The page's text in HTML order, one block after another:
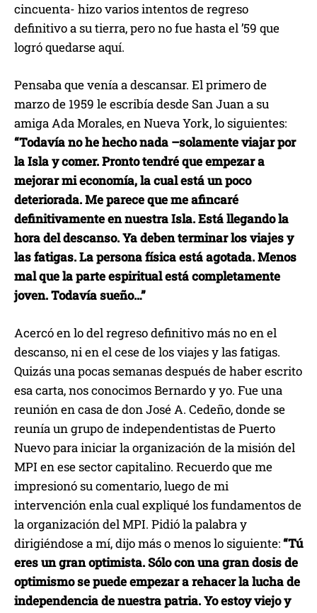
cincuenta- hizo varios intentos de regreso
definitivo a su tierra, pero no fue hasta el ’59 que
logró quedarse aquí.
Pensaba que venía a descansar. El primero de
marzo de 1959 le escribía desde San Juan a su
amiga Ada Morales, en Nueva York, lo siguientes:
“Todavía no he hecho nada –solamente viajar por
la Isla y comer. Pronto tendré que empezar a
mejorar mi economía, la cual está un poco
deteriorada. Me parece que me afincaré
definitivamente en nuestra Isla. Está llegando la
hora del descanso. Ya deben terminar los viajes y
las fatigas. La persona física está agotada. Menos
mal que la parte espiritual está completamente
joven. Todavía sueño…”
Acercó en lo del regreso definitivo más no en el
descanso, ni en el cese de los viajes y las fatigas.
Quizás una pocas semanas después de haber escrito
esa carta, nos conocimos Bernardo y yo. Fue una
reunión en casa de don José A. Cedeño, donde se
reunía un grupo de independentistas de Puerto
Nuevo para iniciar la organización de la misión del
MPI en ese sector capitalino. Recuerdo que me
impresionó su comentario, luego de mi
intervención enla cual expliqué los fundamentos de
la organización del MPI. Pidió la palabra y
dirigiéndose a mí, dijo más o menos lo siguiente:“Tú
eres un gran optimista. Sólo con una gran dosis de
optimismo se puede empezar a rehacer la lucha de
independencia de nuestra patria. Yo estoy viejo y